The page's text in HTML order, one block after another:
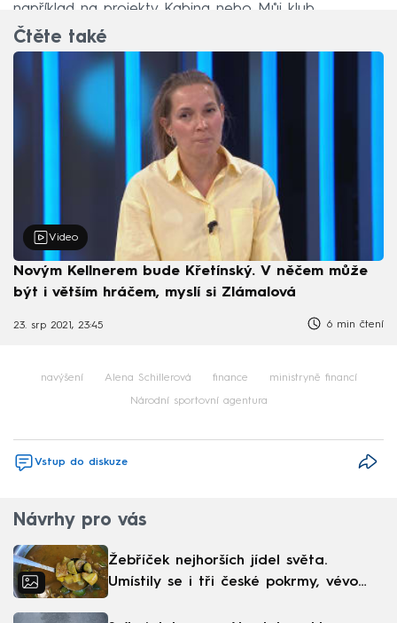
například na projekty Kabina nebo Můj klub.
Čtěte také
Video
Novým Kellnerem bude Křetínský. V něčem může
být i větším hráčem, myslí si Zlámalová
23. srp 2021, 23:45 6 min čtení
navýšení Alena Schillerová finance ministryně financí
Národní sportovní agentura
Vstup do diskuze
Návrhy pro vás
Žebříček nejhorších jídel světa.
Umístily se i tři české pokrmy, vévodí